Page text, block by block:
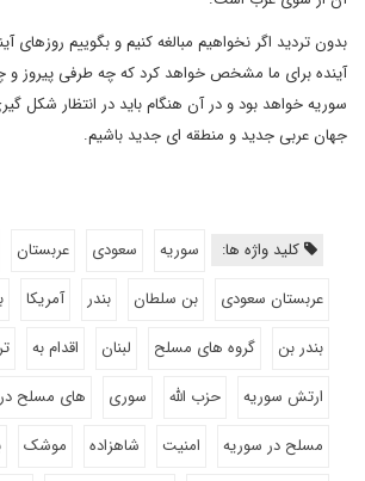
بدون تردید اگر نخواهیم مبالغه کنیم و بگوییم روزهای
آینده برای ما مشخص خواهد کرد که چه طرفی پیروز و
سوریه خواهد بود و در آن هنگام باید در انتظار شکل
جهان عربی جدید و منطقه ای جدید باشیم.
کلید واژه ها: سوریه سعودی عربستان
عربستان سعودی
بن سلطان بندر آمریکا
بندر بن
گروه های مسلح لبنان اقدام به
ارتش سوریه
حزب الله سوری
های مسلح در
مسلح در سوریه
امنیت شاهزاده موشک